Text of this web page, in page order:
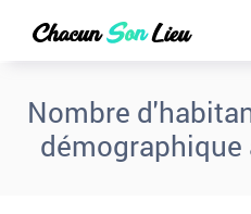
Nombre
démographique